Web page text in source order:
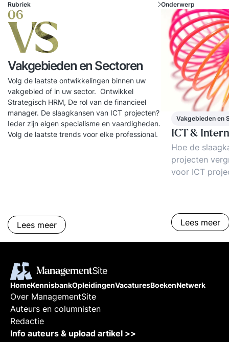
Rubriek
06
VS
Vakgebieden en Sectoren
Volg de laatste ontwikkelingen binnen uw
vakgebied of in uw sector. Ontwikkel
Strategisch HRM, De rol van de financieel
manager. De slaagkansen van ICT projecten?
Ieder zijn eigen specialisme en vaardigheden.
Volg de laatste trends voor elke professional.
Lees meer
Onderwerp
Vakgebieden en
ICT &
Hoe de
projecten
voor ICT
Lees meer
HomeKennisbankOpleidingenVacaturesBoekenNetwerk
Over ManagementSite
Auteurs en columnisten
Redactie
Info auteurs & upload artikel >>